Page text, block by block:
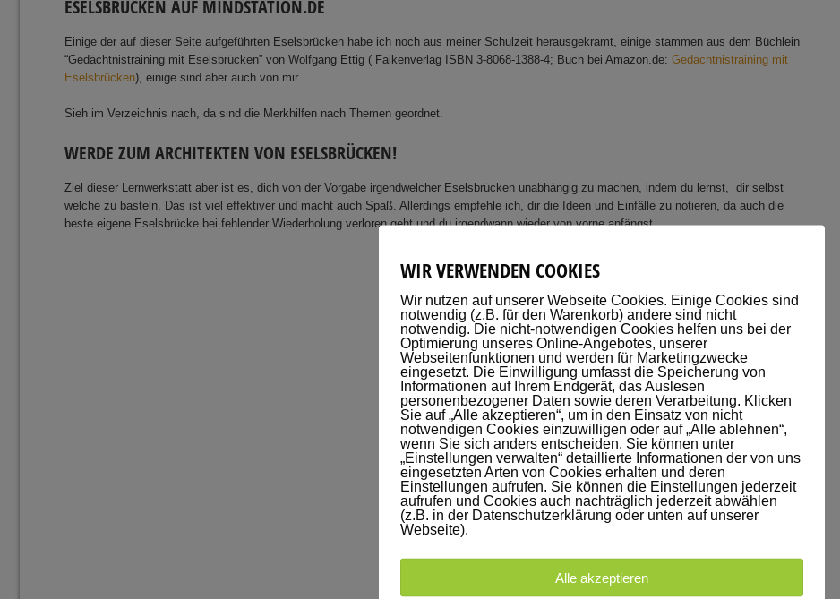
ESELSBRÜCKEN AUF MINDSTATION.DE
Einige der auf dieser Seite aufgeführten Eselsbrücken habe ich noch aus meiner Schulzeit herausgekramt, einige stammen aus dem Büchlein
“Gedächtnistraining mit Eselsbrücken” von Wolfgang Ettig ( Falkenverlag ISBN 3-8068-1388-4; Buch bei Amazon.de: Gedächtnistraining mit
Eselsbrücken), einige sind aber auch von mir.
Sieh im Verzeichnis nach, da sind die Merkhilfen nach Themen geordnet.
WERDE ZUM ARCHITEKTEN VON ESELSBRÜCKEN!
Ziel dieser Lernwerkstatt aber ist es, dich von der Vorgabe irgendwelcher Eselsbrücken unabhängig zu machen, indem du lernst, dir selbst
welche zu basteln. Das ist viel effektiver und macht auch Spaß. Allerdings empfehle ich, dir die Ideen und Einfälle zu notieren, da auch die
beste eigene Eselsbrücke bei fehlender Wiederholung verloren geht und du irgendwann wieder von vorne anfängst.
WIR VERWENDEN COOKIES
Wir nutzen auf unserer Webseite Cookies. Einige Cookies sind
notwendig (z.B. für den Warenkorb) andere sind nicht
notwendig. Die nicht-notwendigen Cookies helfen uns bei der
Optimierung unseres Online-Angebotes, unserer
Webseitenfunktionen und werden für Marketingzwecke
eingesetzt. Die Einwilligung umfasst die Speicherung von
Informationen auf Ihrem Endgerät, das Auslesen
personenbezogener Daten sowie deren Verarbeitung. Klicken
Sie auf „Alle akzeptieren“, um in den Einsatz von nicht
notwendigen Cookies einzuwilligen oder auf „Alle ablehnen“,
wenn Sie sich anders entscheiden. Sie können unter
„Einstellungen verwalten“ detaillierte Informationen der von uns
eingesetzten Arten von Cookies erhalten und deren
Einstellungen aufrufen. Sie können die Einstellungen jederzeit
aufrufen und Cookies auch nachträglich jederzeit abwählen
(z.B. in der Datenschutzerklärung oder unten auf unserer
Webseite).
Alle akzeptieren